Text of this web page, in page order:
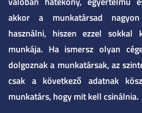
akkor a munkatársad
használni, hiszen ezzel sokkal
munkája. Ha ismersz olyan
dolgoznak a munkatársak, az
csak a következő adatnak
munkatárs, hogy mit kell csinálnia.